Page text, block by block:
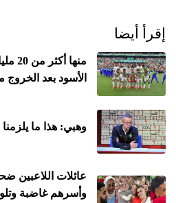
إقرأ أيضا
الأسود بعد الخروج
وهبي: هذا ما يلزمنا
عائلات اللاعبين
وأسرهم غاضبة